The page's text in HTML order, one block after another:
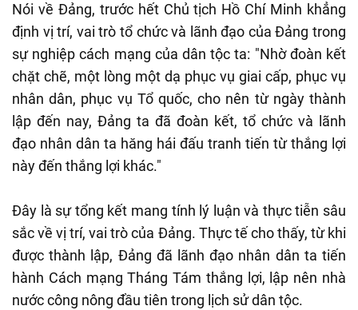
Nói về Đảng, trước hết Chủ tịch Hồ Chí Minh khẳng
định vị trí, vai trò tổ chức và lãnh đạo của Đảng trong
sự nghiệp cách mạng của dân tộc ta: "Nhờ đoàn kết
chặt chẽ, một lòng một dạ phục vụ giai cấp, phục vụ
nhân dân, phục vụ Tổ quốc, cho nên từ ngày thành
lập đến nay, Đảng ta đã đoàn kết, tổ chức và lãnh
đạo nhân dân ta hăng hái đấu tranh tiến từ thắng lợi
này đến thắng lợi khác."
Đây là sự tổng kết mang tính lý luận và thực tiễn sâu
sắc về vị trí, vai trò của Đảng. Thực tế cho thấy, từ khi
được thành lập, Đảng đã lãnh đạo nhân dân ta tiến
hành Cách mạng Tháng Tám thắng lợi, lập nên nhà
nước công nông đầu tiên trong lịch sử dân tộc.